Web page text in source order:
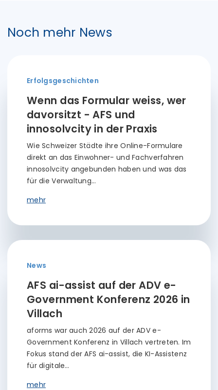
Noch mehr News
Erfolgsgeschichten
Wenn das Formular weiss, wer
davorsitzt - AFS und
innosolvcity in der Praxis
Wie Schweizer Städte ihre Online-Formulare
direkt an das Einwohner- und Fachverfahren
innosolvcity angebunden haben und was das
für die Verwaltung…
mehr
News
AFS ai-assist auf der ADV e-
Government Konferenz 2026 in
Villach
aforms war auch 2026 auf der ADV e-
Government Konferenz in Villach vertreten. Im
Fokus stand der AFS ai-assist, die KI-Assistenz
für digitale…
mehr